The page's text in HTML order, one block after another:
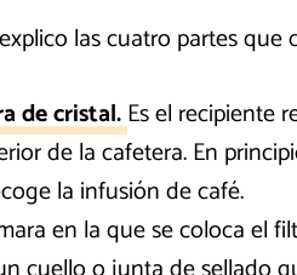
las cuatro partes que
de cristal.Es el recipiente
de la cafetera. En
la infusión de café.
en la que se coloca el